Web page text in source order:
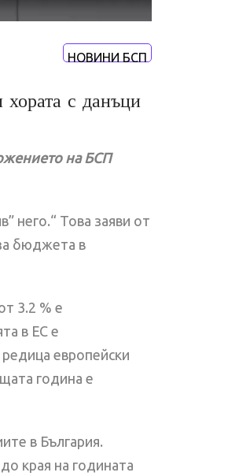
НОВИНИ БСП
с данъци
на БСП
него.“ Това заяви от
бюджета в
3.2 % е
в ЕС е
европейски
година е
в България.
края на годината